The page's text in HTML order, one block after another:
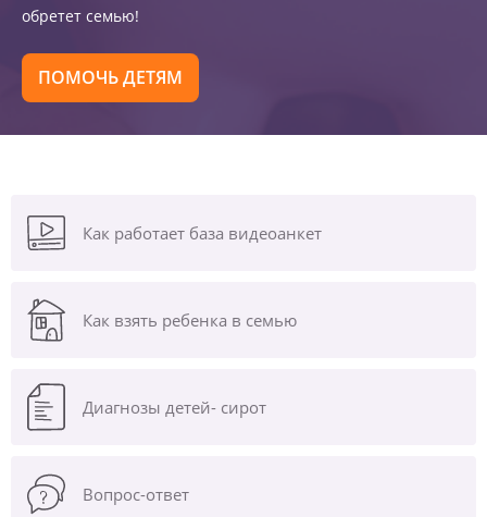
обретет семью!
ПОМОЧЬ ДЕТЯМ
Как работает база видеоанкет
Как взять ребенка в семью
Диагнозы детей- сирот
Вопрос-ответ